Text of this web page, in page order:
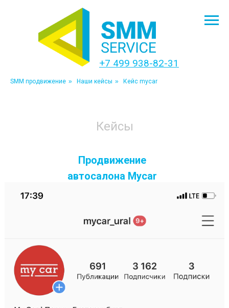
+7 499 938-82-31
SMM продвижение » Наши кейсы » Кейс mycar
Продвижение
автосалона Mycar
Кейсы